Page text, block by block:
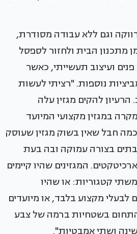
וגם ללא עבודה מסודרת,
מתכנון הבית ולחזור לספסל
פנים ועיצוב תעשייתי, כאשר
נוספות. "רציתי לעשות
להקים מגזין עלה
במגזין מקצועי המיועד
חבל שאין בשוק מגזין שעוסק
בצורה עמוקה ובה בעת
המגזינים שהיו קיימים
קטגוריות: או שהיו
לבעלי מקצוע בלבד, או מיועדים
בשטחיות ברמה של צבע
ושתי אמבטיות".